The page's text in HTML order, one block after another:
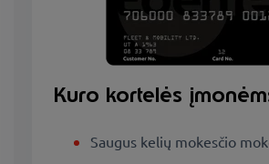
Kuro kortelės
Saugus kelių mokesčio